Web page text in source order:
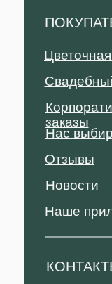
Нас
Отзывы
Новости
Наше
заказы